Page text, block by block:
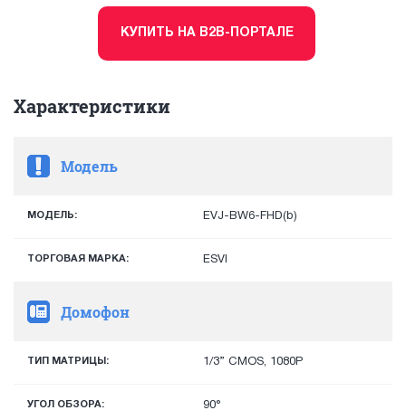
КУПИТЬ НА B2B-ПОРТАЛЕ
Характеристики
Модель
МОДЕЛЬ: EVJ-BW6-FHD(b)
ТОРГОВАЯ МАРКА: ESVI
Домофон
ТИП МАТРИЦЫ: 1/3” CMOS, 1080P
УГОЛ ОБЗОРА: 90°